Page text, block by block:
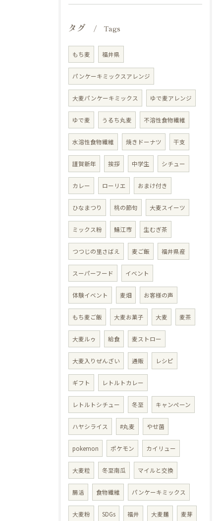
タグ Tags
もち麦 福井県
パンケーキミックスアレンジ
大麦パンケーキミックス ゆで麦アレンジ
ゆで麦 うるち丸麦 不溶性食物繊維
水溶性食物繊維 焼きドーナツ 干支
謹賀新年 挨拶 中学生 シチュー
カレー ローリエ おまけ付き
ひなまつり 桃の節句 大麦スイーツ
ミックス粉 鯖江市 生むぎ茶
つつじの里さばえ 麦ご飯 福井県産
スーパーフード イベント
体験イベント 麦畑 お客様の声
もち麦ご飯 大麦お菓子 大麦 麦茶
大麦ルゥ 給食 麦ストロー
大麦入りぜんざい 通販 レシピ
ギフト レトルトカレー
レトルトシチュー 冬至 キャンペーン
ハヤシライス #丸麦 やせ菌
pokemon ポケモン カイリュー
大麦粒 冬至南瓜 マイルと交換
腸活 食物繊維 パンケーキミックス
大麦粉 SDGs 福井 大麦麺 麦芽